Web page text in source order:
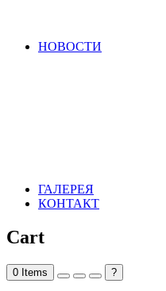
НОВОСТИ
ГАЛЕРЕЯ
КОНТАКТ
Cart
0 Items ?